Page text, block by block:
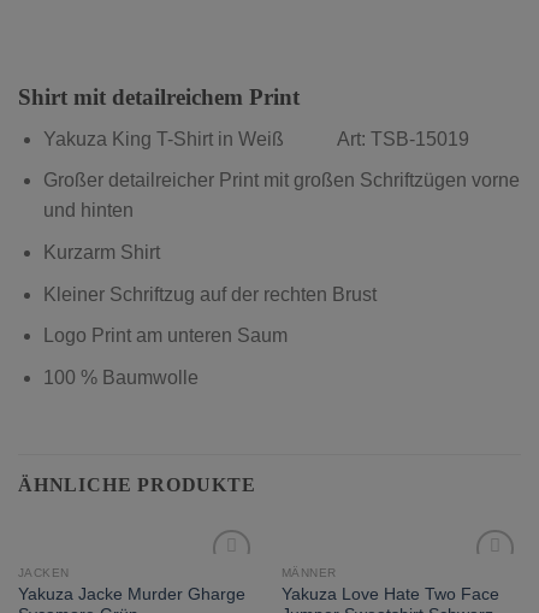
Shirt mit detailreichem Print
Yakuza King T-Shirt in Weiß Art: TSB-15019
Großer detailreicher Print mit großen Schriftzügen vorne
und hinten
Kurzarm Shirt
Kleiner Schriftzug auf der rechten Brust
Logo Print am unteren Saum
100 % Baumwolle
ÄHNLICHE PRODUKTE
Wunschliste
JACKEN
Yakuza Jacke Murder Gharge
Wunschliste
MÄNNER
Yakuza Love Hate Two Face